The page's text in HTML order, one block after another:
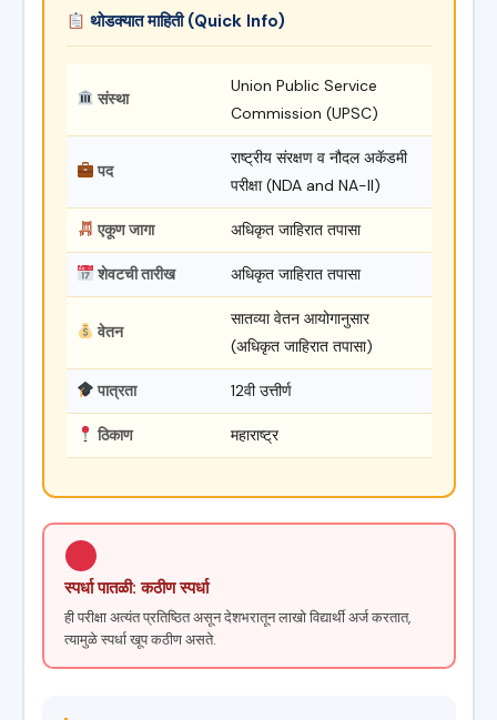
थोडक्यात माहिती (Quick Info)
संस्था
Union Public Service
Commission (UPSC)
पद
राष्ट्रीय संरक्षण व नौदल अकॅडमी
परीक्षा (NDA and NA-II)
एकूण जागा अधिकृत जाहिरात तपासा
शेवटची तारीख अधिकृत जाहिरात तपासा
वेतन
सातव्या वेतन आयोगानुसार
(अधिकृत जाहिरात तपासा)
पात्रता 12वी उत्तीर्ण
ठिकाण महाराष्ट्र
स्पर्धा पातळी: कठीण स्पर्धा
ही परीक्षा अत्यंत प्रतिष्ठित असून देशभरातून लाखो विद्यार्थी अर्ज करतात,
त्यामुळे स्पर्धा खूप कठीण असते.